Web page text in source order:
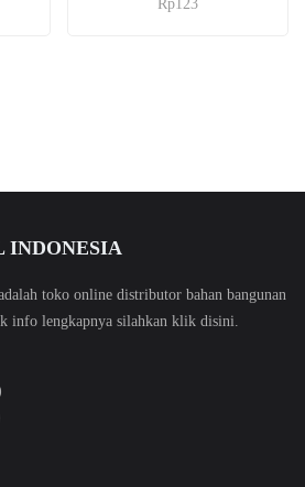
5.00
Rp123
INDONESIA
toko online distributor bahan bangunan
info lengkapnya silahkan klik disini.